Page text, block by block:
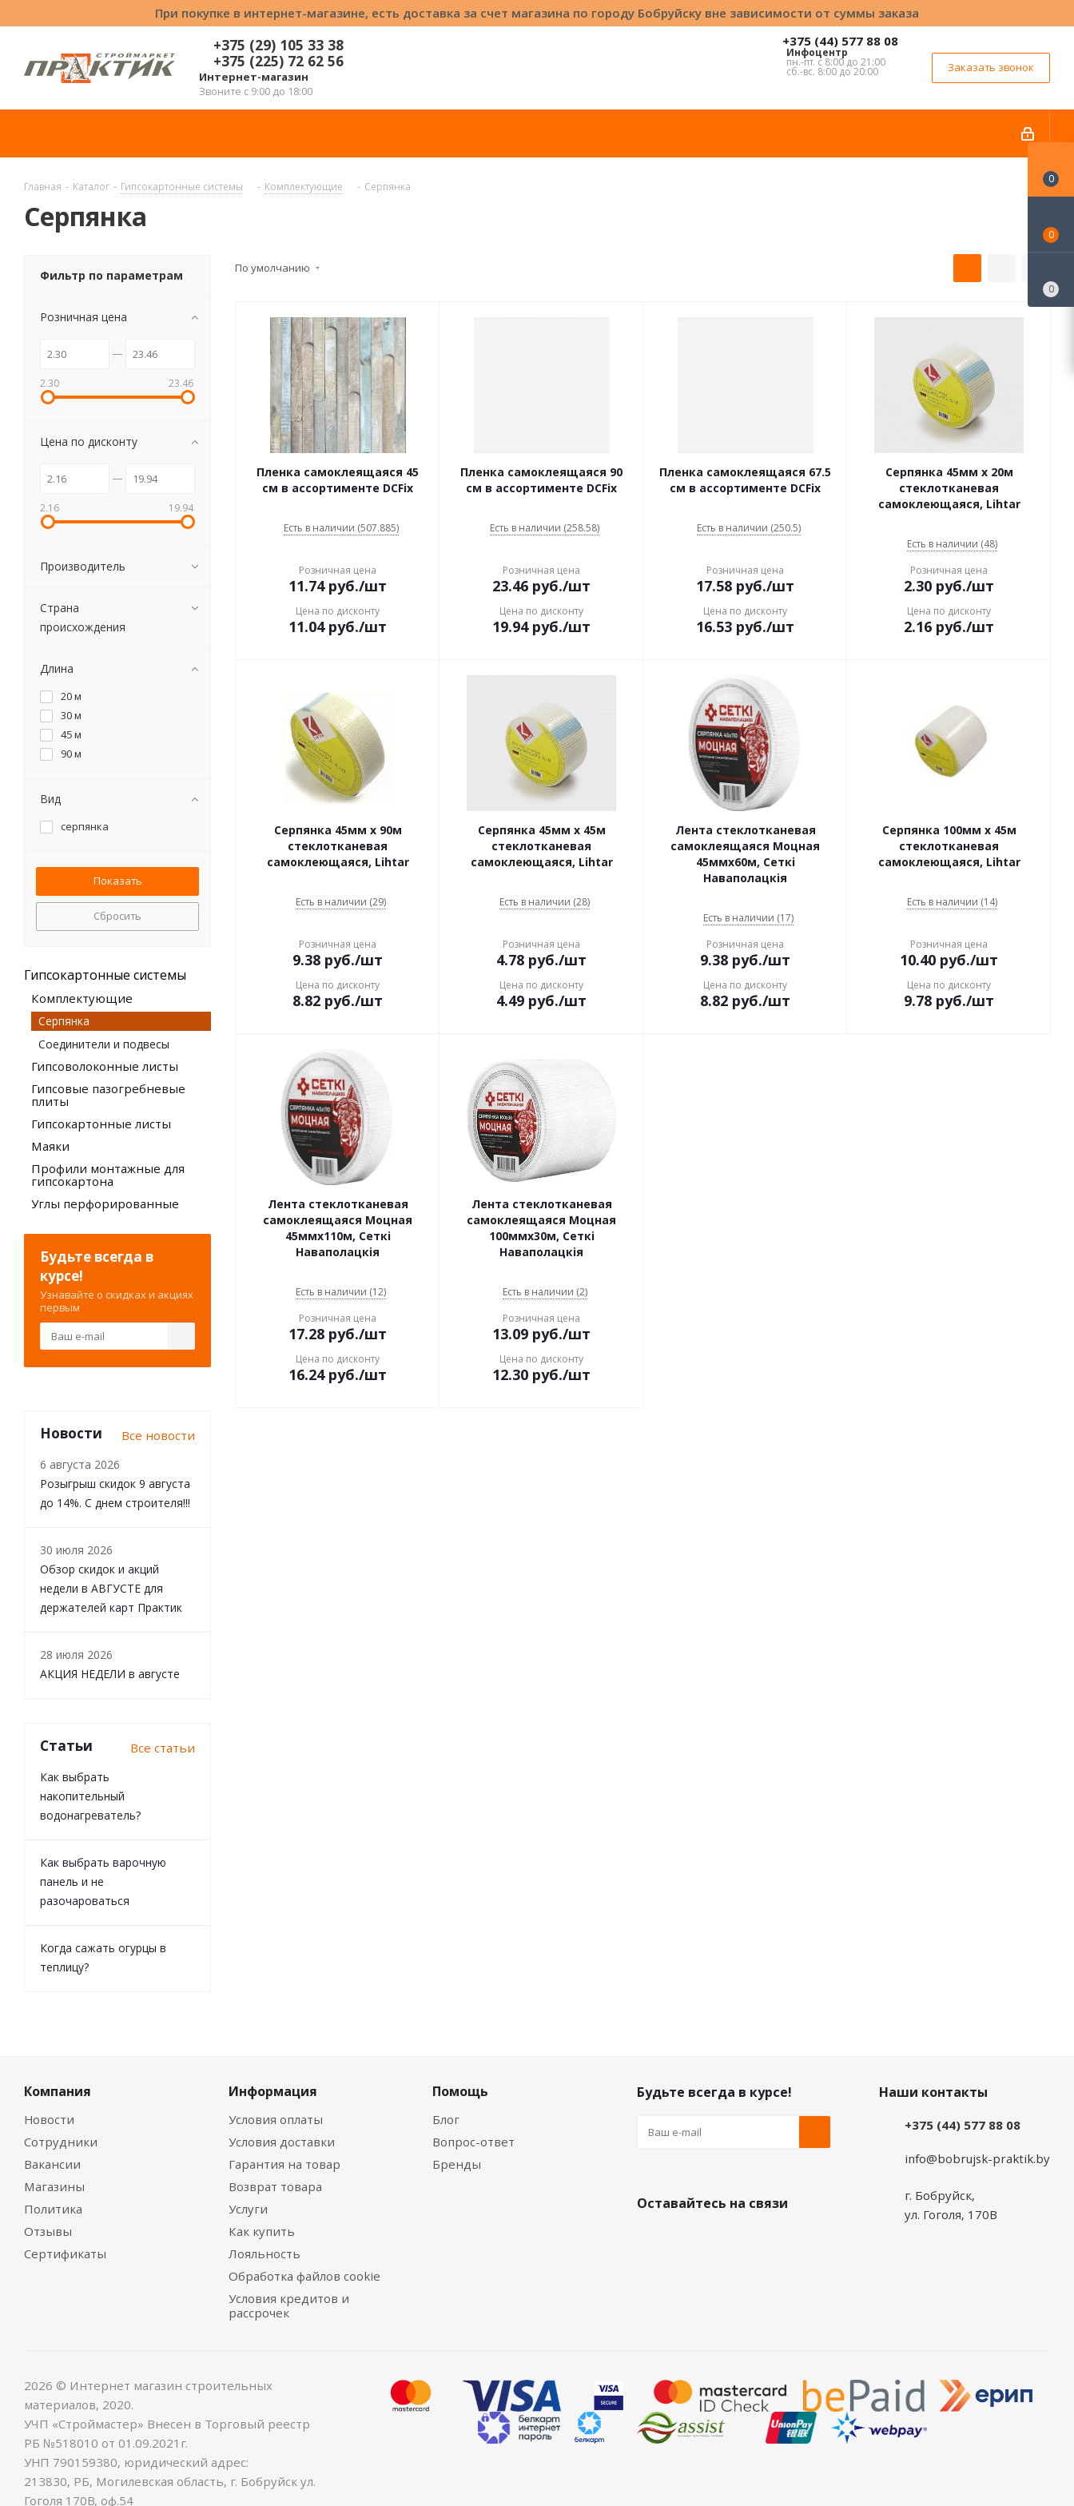
При покупке в интернет-магазине, есть доставка за счет магазина по городу Бобруйску вне зависимости от суммы заказа
+375 (29) 105 33 38
+375 (225) 72 62 56
Интернет-магазин
Звоните с 9:00 до 18:00
+375 (44) 577 88 08
Инфоцентр
пн.-пт. с 8:00 до 21:00
сб.-вс. 8:00 до 20:00 Заказать звонок
Главная - Каталог - Гипсокартонные системы - Комплектующие - Серпянка
Серпянка
По умолчанию
Пленка самоклеящаяся 45
см в ассортименте DCFix
Есть в наличии (507.885)
Розничная цена
11.74руб./шт
Цена по дисконту
11.04руб./шт
Пленка самоклеящаяся 90
см в ассортименте DCFix
Есть в наличии (258.58)
Розничная цена
23.46 руб./шт
Цена по дисконту
19.94руб./шт
Пленка самоклеящаяся 67.5
см в ассортименте DCFix
Есть в наличии (250.5)
Розничная цена
17.58 руб./шт
Цена по дисконту
16.53 руб./шт
Серпянка 45мм x 20м
стеклотканевая
самоклеющаяся, Lihtar
Есть в наличии (48)
Розничная цена
2.30 руб./шт
Цена по дисконту
2.16 руб./шт
Серпянка 45мм x 90м
стеклотканевая
самоклеющаяся, Lihtar
Есть в наличии (29)
Розничная цена
9.38 руб./шт
Цена по дисконту
8.82 руб./шт
Серпянка 45мм x 45м
стеклотканевая
самоклеющаяся, Lihtar
Есть в наличии (28)
Розничная цена
4.78 руб./шт
Цена по дисконту
4.49 руб./шт
Лента стеклотканевая
самоклеящаяся Моцная
45ммx60м, Сеткi
Наваполацкiя
Есть в наличии (17)
Розничная цена
9.38 руб./шт
Цена по дисконту
8.82 руб./шт
Серпянка 100мм x 45м
стеклотканевая
самоклеющаяся, Lihtar
Есть в наличии (14)
Розничная цена
10.40 руб./шт
Цена по дисконту
9.78 руб./шт
Лента стеклотканевая
самоклеящаяся Моцная
45ммx110м, Сеткi
Наваполацкiя
Есть в наличии (12)
Розничная цена
17.28 руб./шт
Цена по дисконту
16.24руб./шт
Лента стеклотканевая
самоклеящаяся Моцная
100ммx30м, Сеткi
Наваполацкiя
Есть в наличии (2)
Розничная цена
13.09 руб./шт
Цена по дисконту
12.30 руб./шт
Фильтр по параметрам
Розничная цена
2.30 23.46
Цена по дисконту
2.16 19.94
Производитель
Страна
происхождения
Длина
20 м
30 м
45 м
90 м
Вид
серпянка
Сбросить
Гипсокартонные системы
Комплектующие
Серпянка
Соединители и подвесы
Гипсоволоконные листы
Гипсовые пазогребневые
плиты
Гипсокартонные листы
Маяки
Профили монтажные для
гипсокартона
Углы перфорированные
Будьте всегда в
курсе!
Узнавайте о скидках и акциях
первым
Новости Все новости
6 августа 2026
Розыгрыш скидок 9 августа
до 14%. С днем строителя!!!
30 июля 2026
Обзор скидок и акций
недели в АВГУСТЕ для
держателей карт Практик
28 июля 2026
АКЦИЯ НЕДЕЛИ в августе
Статьи Все статьи
Как выбрать
накопительный
водонагреватель?
Как выбрать варочную
панель и не
разочароваться
Когда сажать огурцы в
теплицу?
Компания
Новости
Сотрудники
Вакансии
Магазины
Политика
Отзывы
Сертификаты
Информация
Условия оплаты
Условия доставки
Гарантия на товар
Возврат товара
Услуги
Как купить
Лояльность
Обработка файлов cookie
Условия кредитов и
рассрочек
Помощь
Блог
Вопрос-ответ
Бренды
Будьте всегда в курсе!
Оставайтесь на связи
Наши контакты
+375 (44) 577 88 08
info@bobrujsk-praktik.by
г. Бобруйск,
ул. Гоголя, 170В
2026 © Интернет магазин строительных
материалов, 2020.
УЧП «Строймастер» Внесен в Торговый реестр
РБ №518010 от 01.09.2021г.
УНП 790159380, юридический адрес:
213830, РБ, Могилевская область, г. Бобруйск ул.
Гоголя 170В, оф.54
0
0
0